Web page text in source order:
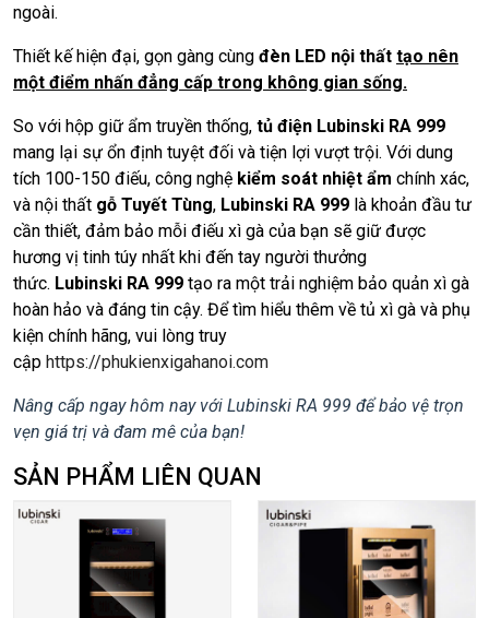
ngoài.
Thiết kế hiện đại, gọn gàng cùng đèn LED nội thất tạo nên
một điểm nhấn đẳng cấp trong không gian sống.
So với hộp giữ ẩm truyền thống, tủ điện Lubinski RA 999
mang lại sự ổn định tuyệt đối và tiện lợi vượt trội. Với dung
tích 100-150 điếu, công nghệ kiểm soát nhiệt ẩm chính xác,
và nội thất gỗ Tuyết Tùng, Lubinski RA 999 là khoản đầu tư
cần thiết, đảm bảo mỗi điếu xì gà của bạn sẽ giữ được
hương vị tinh túy nhất khi đến tay người thưởng
thức. Lubinski RA 999 tạo ra một trải nghiệm bảo quản xì gà
hoàn hảo và đáng tin cậy. Để tìm hiểu thêm về tủ xì gà và phụ
kiện chính hãng, vui lòng truy
cập https://phukienxigahanoi.com
Nâng cấp ngay hôm nay với Lubinski RA 999 để bảo vệ trọn
vẹn giá trị và đam mê của bạn!
SẢN PHẨM LIÊN QUAN